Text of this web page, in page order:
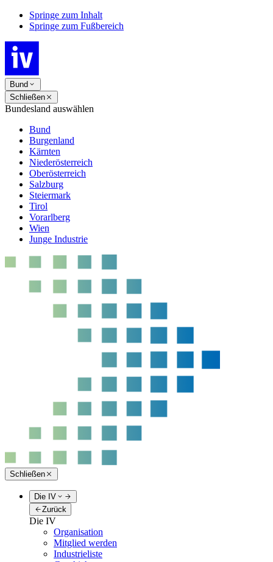
Springe zum Inhalt
Springe zum Fußbereich
Bund
Schließen
Bundesland auswählen
Bund
Burgenland
Kärnten
Niederösterreich
Oberösterreich
Salzburg
Steiermark
Tirol
Vorarlberg
Wien
Junge Industrie
Schließen
Die IV
Zurück
Die IV
Organisation
Mitglied werden
Industrieliste